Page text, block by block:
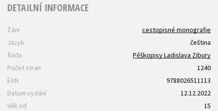
DETAILNÍ INFORMACE
Žánr
cestopisné monografie
Jazyk
čeština
Řada
Pěškopisy Ladislava Zibury
Počet stran
1240
EAN
9788026511113
Datum vydání
12.12.2022
Věk od
15